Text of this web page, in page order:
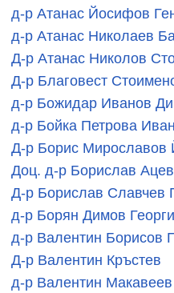
д-р Атанас Йосифов
д-р Атанас Николаев
Д-р Атанас Николов
Д-р Благовест
д-р Божидар Иванов
д-р Бойка Петрова
Д-р Борис Мирославов
Доц. д-р Борислав Ацев
Д-р Борислав Славчев
д-р Борян Димов
д-р Валентин Борисов
Д-р Валентин Кръстев
д-р Валентин